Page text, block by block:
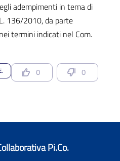
adempimenti in tema di
136/2010, da parte
termini indicati nel Com.
0 0
Pi.Co.